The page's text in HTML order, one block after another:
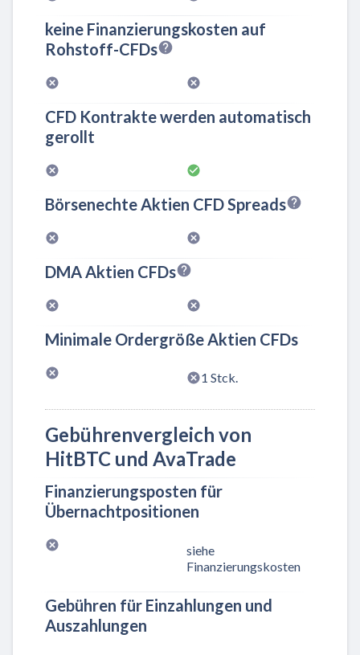
keine Finanzierungskosten auf
Rohstoff-CFDs
CFD Kontrakte werden automatisch
gerollt
Börsenechte Aktien CFD Spreads
DMA Aktien CFDs
Minimale Ordergröße Aktien CFDs
1 Stck.
Gebührenvergleich von
HitBTC und AvaTrade
Finanzierungsposten für
Übernachtpositionen
siehe
Finanzierungskosten
Gebühren für Einzahlungen und
Auszahlungen